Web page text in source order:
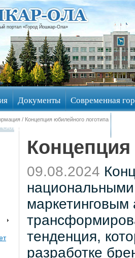
портал «Город Йошкар-Ола»
Документы Современная
Общественные обсуждения
/ Концепция юбилейного логотипа
09.08.2024
маркетинговым
тенденция,
разработке